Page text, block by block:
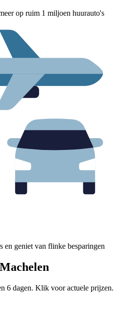
op ruim 1 miljoen huurauto's
en geniet van flinke besparingen
6 dagen. Klik voor actuele prijzen.